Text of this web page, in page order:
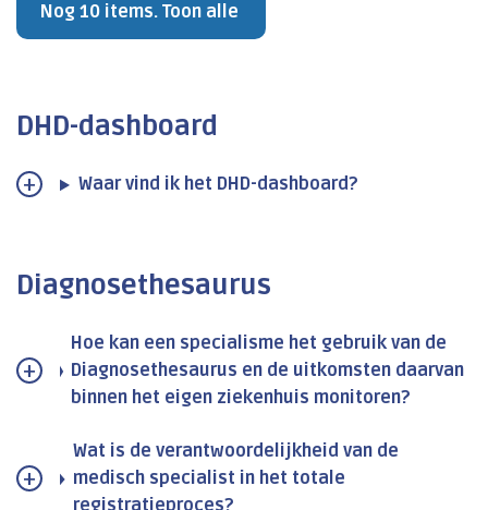
Nog 10 items. Toon alle
DHD-dashboard
Waar vind ik het DHD-dashboard?
Diagnosethesaurus
Hoe kan een specialisme het gebruik van de
Diagnosethesaurus en de uitkomsten daarvan
binnen het eigen ziekenhuis monitoren?
Wat is de verantwoordelijkheid van de
medisch specialist in het totale